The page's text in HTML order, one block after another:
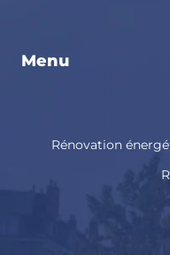
Menu
Rénovation